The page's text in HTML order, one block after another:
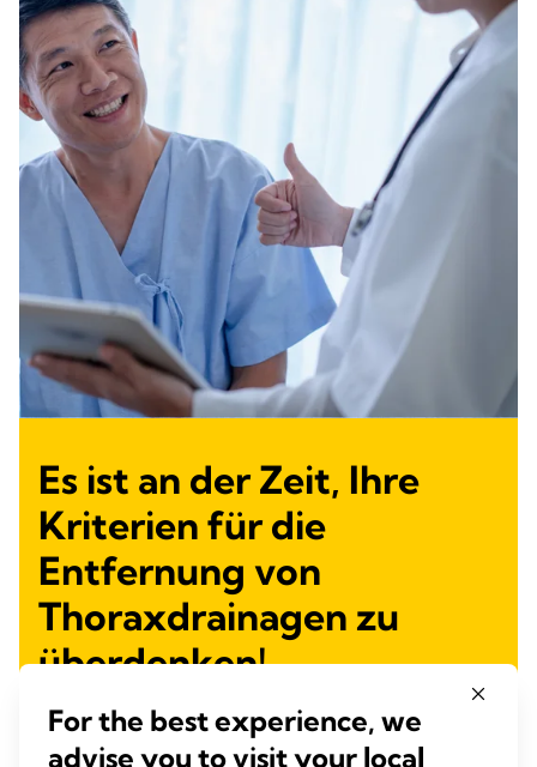
Es ist an der Zeit, Ihre
Kriterien für die
Entfernung von
Thoraxdrainagen zu
überdenken!
keinem routinemäßigen Einsatz von Thoraxdrainagen,
selbst bei größeren Lungenoperationen, um eine
For the best experience, we
advise you to visit your local